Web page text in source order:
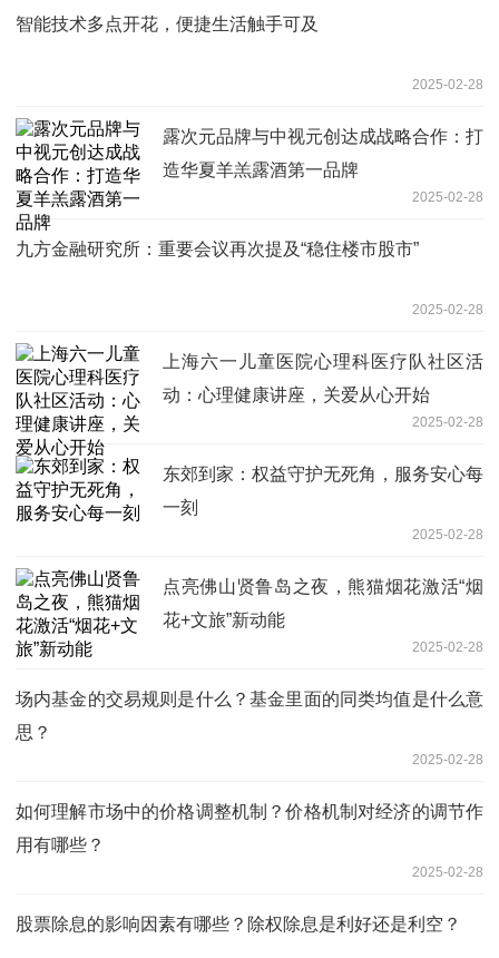
智能技术多点开花，便捷生活触手可及
2025-02-28
露次元品牌与中视元创达成战略合作：打
造华夏羊羔露酒第一品牌
2025-02-28
九方金融研究所：重要会议再次提及“稳住楼市股市”
2025-02-28
上海六一儿童医院心理科医疗队社区活
动：心理健康讲座，关爱从心开始
2025-02-28
东郊到家：权益守护无死角，服务安心每
一刻
2025-02-28
点亮佛山贤鲁岛之夜，熊猫烟花激活“烟
花+文旅”新动能
2025-02-28
场内基金的交易规则是什么？基金里面的同类均值是什么意
思？
2025-02-28
如何理解市场中的价格调整机制？价格机制对经济的调节作
用有哪些？
2025-02-28
股票除息的影响因素有哪些？除权除息是利好还是利空？